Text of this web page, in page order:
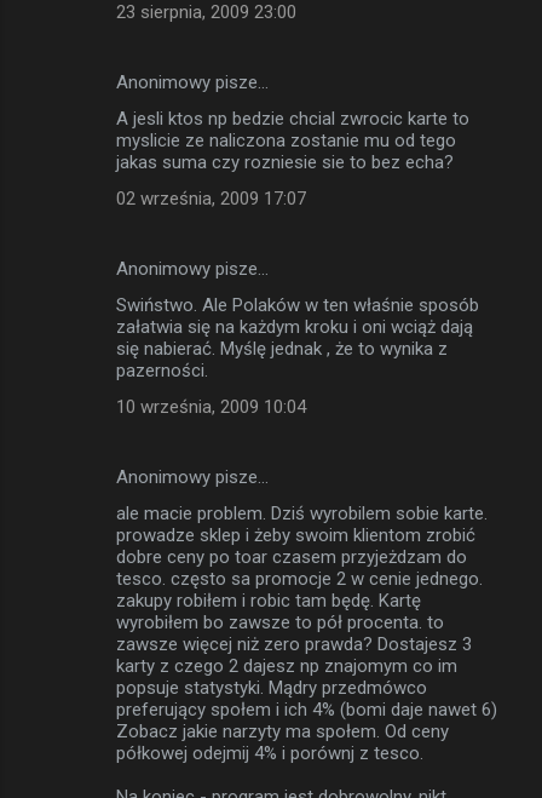
23 sierpnia, 2009 23:00
Anonimowy pisze…
A jesli ktos np bedzie chcial zwrocic karte to
myslicie ze naliczona zostanie mu od tego
jakas suma czy rozniesie sie to bez echa?
02 września, 2009 17:07
Anonimowy pisze…
Swiństwo. Ale Polaków w ten właśnie sposób
załatwia się na każdym kroku i oni wciąż dają
się nabierać. Myślę jednak , że to wynika z
pazerności.
10 września, 2009 10:04
Anonimowy pisze…
ale macie problem. Dziś wyrobilem sobie karte.
prowadze sklep i żeby swoim klientom zrobić
dobre ceny po toar czasem przyjeżdzam do
tesco. często sa promocje 2 w cenie jednego.
zakupy robiłem i robic tam będę. Kartę
wyrobiłem bo zawsze to pół procenta. to
zawsze więcej niż zero prawda? Dostajesz 3
karty z czego 2 dajesz np znajomym co im
popsuje statystyki. Mądry przedmówco
preferujący społem i ich 4% (bomi daje nawet 6)
Zobacz jakie narzyty ma społem. Od ceny
półkowej odejmij 4% i porównj z tesco.